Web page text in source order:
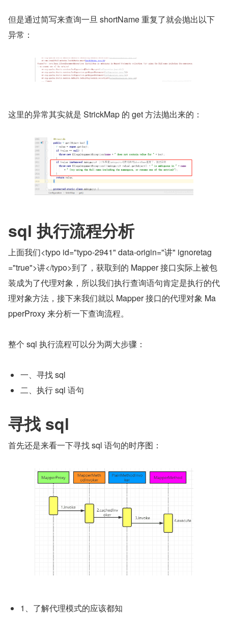
但是通过简写来查询一旦 shortName 重复了就会抛出以下
异常：
这里的异常其实就是 StrickMap 的 get 方法抛出来的：
sql 执行流程分析
上面我们<typo id="typo-2941" data-origin="讲" ignoretag
="true">讲</typo>到了，获取到的 Mapper 接口实际上被包
装成为了代理对象，所以我们执行查询语句肯定是执行的代
理对象方法，接下来我们就以 Mapper 接口的代理对象 Ma
pperProxy 来分析一下查询流程。
整个 sql 执行流程可以分为两大步骤：
一、寻找 sql
二、执行 sql 语句
寻找 sql
首先还是来看一下寻找 sql 语句的时序图：
1、了解代理模式的应该都知